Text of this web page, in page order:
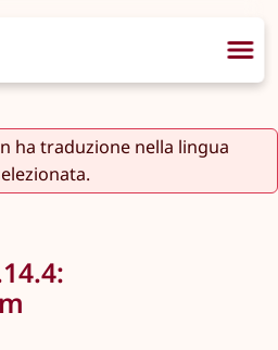
ha traduzione nella lingua